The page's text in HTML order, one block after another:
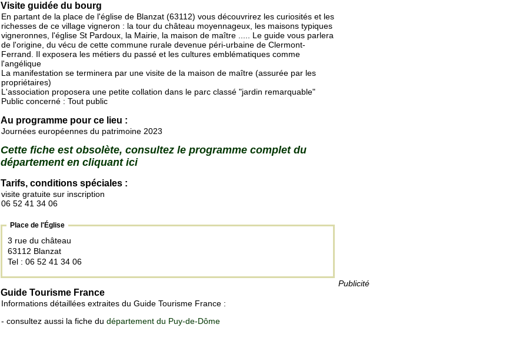
Publicité
Visite guidée du bourg
En partant de la place de l'église de Blanzat (63112) vous découvrirez les curiosités et les
richesses de ce village vigneron : la tour du château moyennageux, les maisons typiques
vigneronnes, l'église St Pardoux, la Mairie, la maison de maître ..... Le guide vous parlera
de l'origine, du vécu de cette commune rurale devenue péri-urbaine de Clermont-
Ferrand. Il exposera les métiers du passé et les cultures emblématiques comme
l'angélique
La manifestation se terminera par une visite de la maison de maître (assurée par les
propriétaires)
L'association proposera une petite collation dans le parc classé "jardin remarquable"
Public concerné : Tout public
Au programme pour ce lieu :
Journées européennes du patrimoine 2023
Cette fiche est obsolète, consultez le programme complet du
département en cliquant ici
Tarifs, conditions spéciales :
visite gratuite sur inscription
06 52 41 34 06
Place de l'Église
3 rue du château
63112 Blanzat
Tel : 06 52 41 34 06
Guide Tourisme France
Informations détaillées extraites du Guide Tourisme France :
- consultez aussi la fiche du département du Puy-de-Dôme